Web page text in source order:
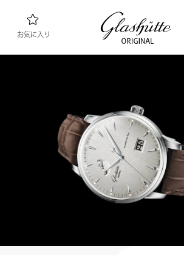
お気に入り
コレクション
コレクションを見る
ブランド “グラスヒュッテ・オリジ
マニュファクチュールについて詳しくはこ
ブティックとショップ